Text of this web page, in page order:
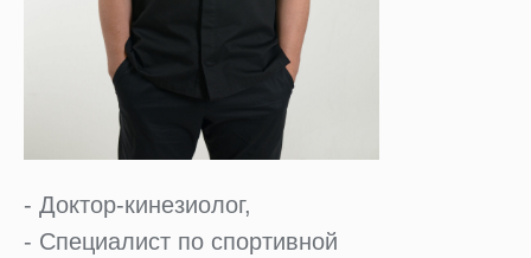
- Доктор-кинезиолог,
- Специалист по спортивной